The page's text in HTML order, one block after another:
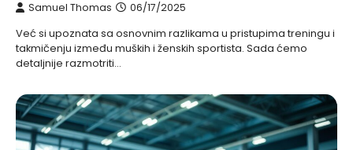
Samuel Thomas 06/17/2025
Već si upoznata sa osnovnim razlikama u pristupima treningu i
takmičenju između muških i ženskih sportista. Sada ćemo
detaljnije razmotriti…